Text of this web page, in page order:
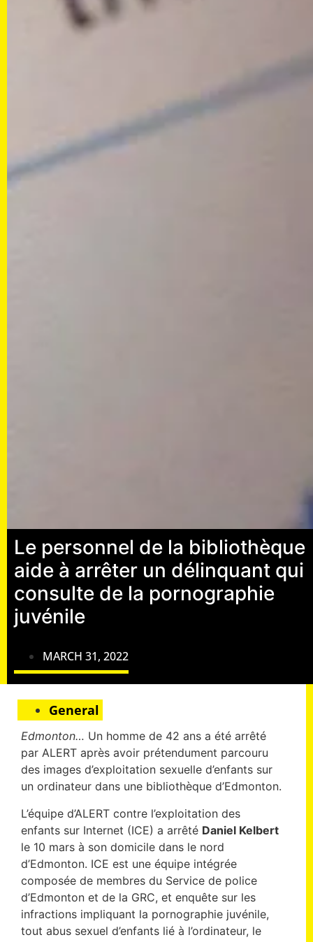
Le personnel de la bibliothèque
aide à arrêter un délinquant qui
consulte de la pornographie
juvénile
MARCH 31, 2022
General
Edmonton… Un homme de 42 ans a été arrêté
par ALERT après avoir prétendument parcouru
des images d’exploitation sexuelle d’enfants sur
un ordinateur dans une bibliothèque d’Edmonton.
L’équipe d’ALERT contre l’exploitation des
enfants sur Internet (ICE) a arrêté Daniel Kelbert
le 10 mars à son domicile dans le nord
d’Edmonton. ICE est une équipe intégrée
composée de membres du Service de police
d’Edmonton et de la GRC, et enquête sur les
infractions impliquant la pornographie juvénile,
tout abus sexuel d’enfants lié à l’ordinateur, le